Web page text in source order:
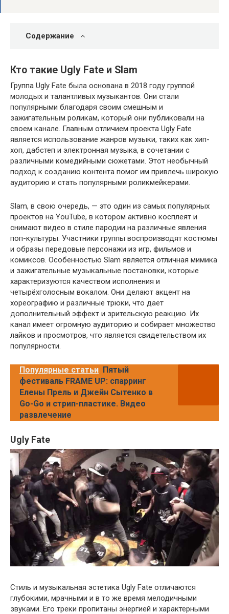
Содержание
Кто такие Ugly Fate и Slam
Группа Ugly Fate была основана в 2018 году группой
молодых и талантливых музыкантов. Они стали
популярными благодаря своим смешным и
зажигательным роликам, который они публиковали на
своем канале. Главным отличием проекта Ugly Fate
является использование жанров музыки, таких как хип-
хоп, дабстеп и электронная музыка, в сочетании с
различными комедийными сюжетами. Этот необычный
подход к созданию контента помог им привлечь широкую
аудиторию и стать популярными роликмейкерами.
Slam, в свою очередь, — это один из самых популярных
проектов на YouTube, в котором активно косплеят и
снимают видео в стиле пародии на различные явления
поп-культуры. Участники группы воспроизводят костюмы
и образы передовые персонажи из игр, фильмов и
комиксов. Особенностью Slam является отличная мимика
и зажигательные музыкальные постановки, которые
характеризуются качеством исполнения и
четырёхголосным вокалом. Они делают акцент на
хореографию и различные трюки, что дает
дополнительный эффект и зрительскую реакцию. Их
канал имеет огромную аудиторию и собирает множество
лайков и просмотров, что является свидетельством их
популярности.
Популярные статьи Пятый
фестиваль FRAME UP: спарринг
Елены Прель и Джейн Сытенко в
Go-Go и стрип-пластике. Видео
развлечение
Ugly Fate
Стиль и музыкальная эстетика Ugly Fate отличаются
глубокими, мрачными и в то же время мелодичными
звуками. Его треки пропитаны энергией и характерными